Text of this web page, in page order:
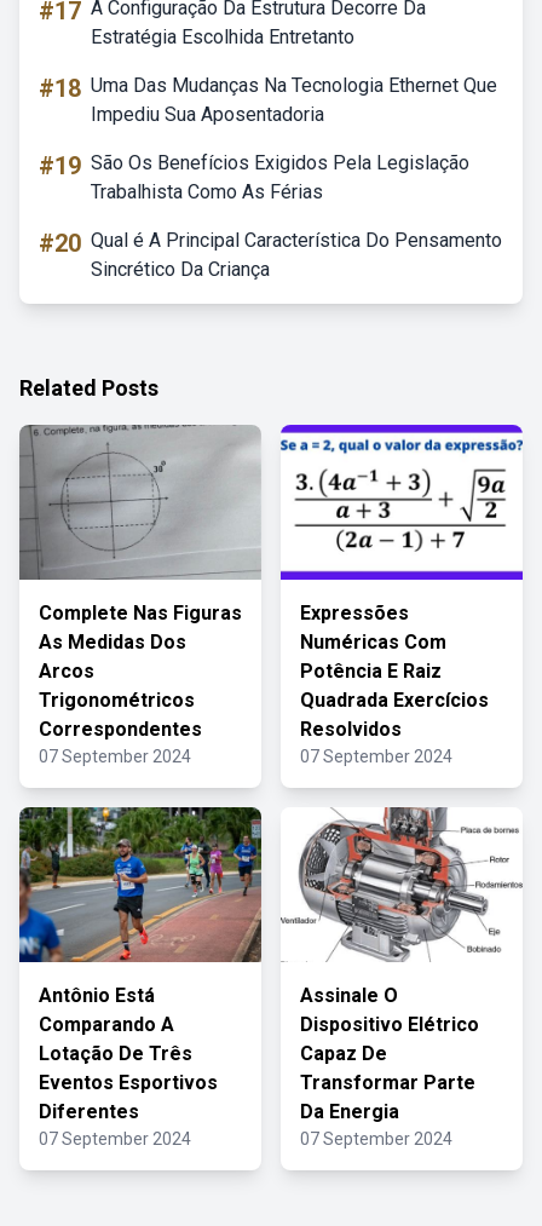
#17 A Configuração Da Estrutura Decorre Da
Estratégia Escolhida Entretanto
#18 Uma Das Mudanças Na Tecnologia Ethernet Que
Impediu Sua Aposentadoria
#19 São Os Benefícios Exigidos Pela Legislação
Trabalhista Como As Férias
#20 Qual é A Principal Característica Do Pensamento
Sincrético Da Criança
Related Posts
Complete Nas Figuras
As Medidas Dos
Arcos
Trigonométricos
Correspondentes
07 September 2024
Expressões
Numéricas Com
Potência E Raiz
Quadrada Exercícios
Resolvidos
07 September 2024
Antônio Está
Comparando A
Lotação De Três
Eventos Esportivos
Diferentes
07 September 2024
Assinale O
Dispositivo Elétrico
Capaz De
Transformar Parte
Da Energia
07 September 2024